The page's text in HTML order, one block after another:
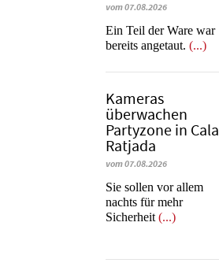
vom 07.08.2026
​​​​​​​Ein Teil der Ware war
bereits angetaut. (...)
Kameras
überwachen
Partyzone in Cala
Ratjada
vom 07.08.2026
Sie sollen vor allem
nachts für mehr
Sicherheit (...)